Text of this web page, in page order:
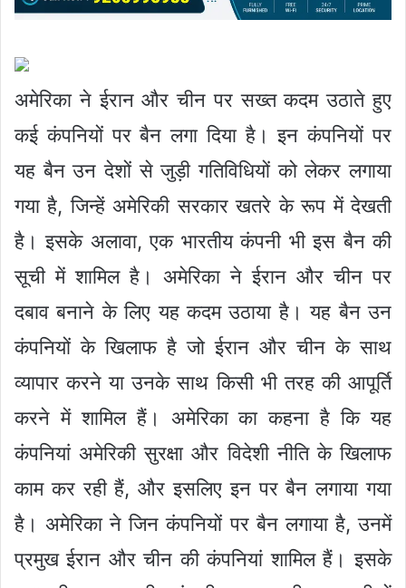
अमेरिका ने ईरान और चीन पर सख्त कदम उठाते हुए
कई कंपनियों पर बैन लगा दिया है। इन कंपनियों पर
यह बैन उन देशों से जुड़ी गतिविधियों को लेकर लगाया
गया है, जिन्हें अमेरिकी सरकार खतरे के रूप में देखती
है। इसके अलावा, एक भारतीय कंपनी भी इस बैन की
सूची में शामिल है। अमेरिका ने ईरान और चीन पर
दबाव बनाने के लिए यह कदम उठाया है। यह बैन उन
कंपनियों के खिलाफ है जो ईरान और चीन के साथ
व्यापार करने या उनके साथ किसी भी तरह की आपूर्ति
करने में शामिल हैं। अमेरिका का कहना है कि यह
कंपनियां अमेरिकी सुरक्षा और विदेशी नीति के खिलाफ
काम कर रही हैं, और इसलिए इन पर बैन लगाया गया
है। अमेरिका ने जिन कंपनियों पर बैन लगाया है, उनमें
प्रमुख ईरान और चीन की कंपनियां शामिल हैं। इसके